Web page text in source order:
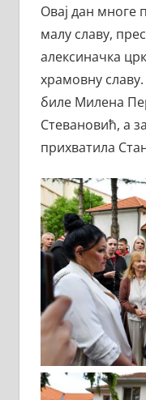
Овај дан многе
малу славу,
алексиначка
храмовну
биле Милена
Стевановић, а
прихватила